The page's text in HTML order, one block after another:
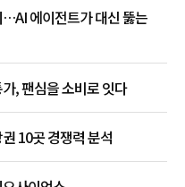
에이전트가 대신 뚫는
, 팬심을 소비로 잇다
10곳 경쟁력 분석